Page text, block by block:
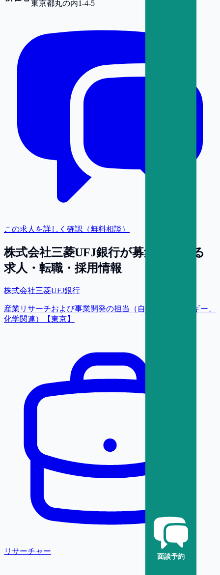
面談予約
東京都丸の内1-4-5
この求人を詳しく確認（無料相談）
株式会社三菱UFJ銀行が募集している
求人・転職・採用情報
株式会社三菱UFJ銀行
産業リサーチおよび事業開発の担当（自動車、エネルギー、
化学関連）【東京】
リサーチャー